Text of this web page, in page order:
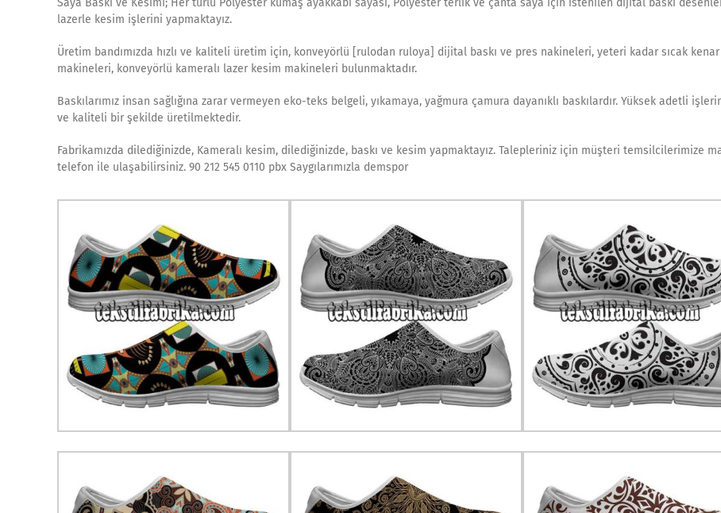
Saya Baskı ve Kesimi; Her türlü Polyester kumaş ayakkabı sayası, Polyester terlik ve çanta saya için istenilen dijital baskı
lazerle kesim işlerini yapmaktayız.
Üretim bandımızda hızlı ve kaliteli üretim için, konveyörlü [rulodan ruloya] dijital baskı ve pres nakineleri, yeteri kadar sıcak
makineleri, konveyörlü kameralı lazer kesim makineleri bulunmaktadır.
Baskılarımız insan sağlığına zarar vermeyen eko-teks belgeli, yıkamaya, yağmura çamura dayanıklı baskılardır. Yüksek adetli
ve kaliteli bir şekilde üretilmektedir.
Fabrikamızda dilediğinizde, Kameralı kesim, dilediğinizde, baskı ve kesim yapmaktayız. Talepleriniz için müşteri temsilcilerimize
telefon ile ulaşabilirsiniz. 90 212 545 0110 pbx Saygılarımızla demspor